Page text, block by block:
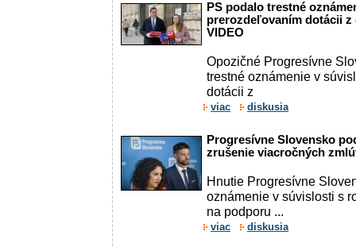
PS podalo trestné
prerozdeľovaním dotácii z
VIDEO
Opozičné Progresívne
trestné oznámenie v
dotácii z
viac diskusia
Progresívne Slovensko
zrušenie viacročných
Hnutie Progresívne
oznámenie v súvislosti s
na podporu ...
viac diskusia